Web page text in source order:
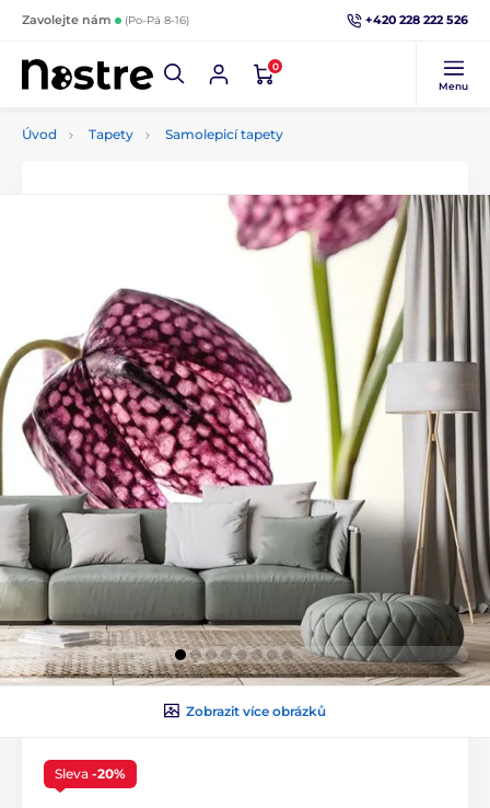
Zavolejte nám (Po-Pá 8-16) +420 228 222 526
0
Menu
Úvod Tapety Samolepicí tapety
Zobrazit více obrázků
Sleva -20%